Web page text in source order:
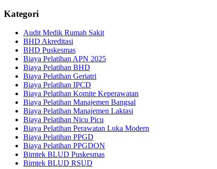
Kategori
Audit Medik Rumah Sakit
BHD Akreditasi
BHD Puskesmas
Biaya Pelatihan APN 2025
Biaya Pelatihan BHD
Biaya Pelatihan Geriatri
Biaya Pelatihan IPCD
Biaya Pelatihan Komite Keperawatan
Biaya Pelatihan Manajemen Bangsal
Biaya Pelatihan Manajemen Laktasi
Biaya Pelatihan Nicu Picu
Biaya Pelatihan Perawatan Luka Modern
Biaya Pelatihan PPGD
Biaya Pelatihan PPGDON
Bimtek BLUD Puskesmas
Bimtek BLUD RSUD